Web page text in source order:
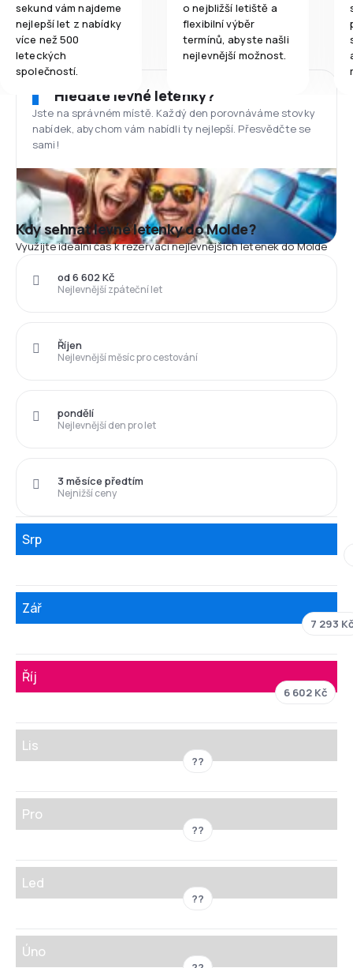
sekund vám najdeme
nejlepší let z nabídky
více než 500
leteckých
společností.
o nejbližší letiště a
flexibilní výběr
termínů, abyste našli
nejlevnější možnost.
Hledáte levné letenky?
Jste na správném místě. Každý den porovnáváme stovky
nabídek, abychom vám nabídli ty nejlepší. Přesvědčte se
sami!
Kdy sehnat levné letenky do Molde?
Využijte ideální čas k rezervaci nejlevnějších letenek do Molde
Nejlevnější zpáteční let
od 6 602 Kč
Nejlevnější měsíc pro cestování
Říjen
Nejlevnější den pro let
pondělí
Nejnižší ceny
3 měsíce předtím
Srp
Zář
7 293
Říj
6 602 Kč
Lis
??
Pro
??
Led
??
Úno